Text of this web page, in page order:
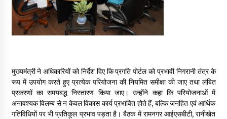
मुख्यमंत्री ने अधिकारियों को निर्देश दिए कि प्रगति पोर्टल को प्रभावी निगरानी तंत्र के
रूप में उपयोग करते हुए प्रत्येक परियोजना की नियमित समीक्षा की जाए तथा लंबित
प्रकरणों का समयबद्ध निस्तारण किया जाए। उन्होंने कहा कि परियोजनाओं में
अनावश्यक विलम्ब से न केवल विकास कार्य प्रभावित होते हैं, बल्कि जनहित एवं आर्थिक
गतिविधियों पर भी प्रतिकूल प्रभाव पड़ता है। बैठक में रामनगर आईएसबीटी, रानीखेत